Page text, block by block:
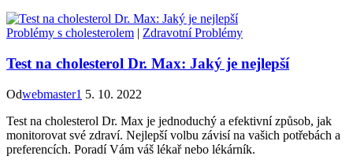
Problémy s cholesterolem | Zdravotní Problémy
Test na cholesterol Dr. Max: Jaký je nejlepší
Odwebmaster1 5. 10. 2022
Test na cholesterol Dr. Max je jednoduchý a efektivní způsob, jak
monitorovat své zdraví. Nejlepší volbu závisí na vašich potřebách a
preferencích. Poradí Vám váš lékař nebo lékárník.